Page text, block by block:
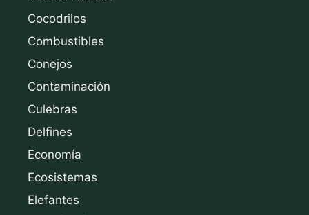
Cocodrilos
Combustibles
Conejos
Contaminación
Culebras
Delfines
Economía
Ecosistemas
Elefantes